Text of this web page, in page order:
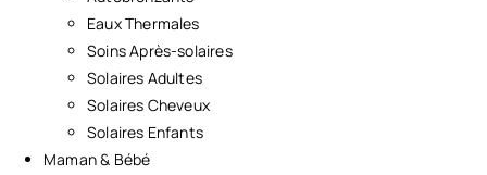
Eaux Thermales
Soins Après-solaires
Solaires Adultes
Solaires Cheveux
Solaires Enfants
Maman & Bébé